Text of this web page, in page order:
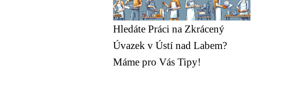
Hledáte Práci na Zkrácený
Úvazek v Ústí nad Labem?
Máme pro Vás Tipy!